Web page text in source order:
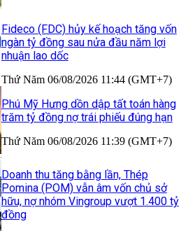
Fideco (FDC) hủy kế hoạch tăng vốn
ngàn tỷ đồng sau nửa đầu năm lợi
nhuận lao dốc
Thứ Năm 06/08/2026 11:44 (GMT+7)
Phú Mỹ Hưng dồn dập tất toán hàng
trăm tỷ đồng nợ trái phiếu đúng hạn
Thứ Năm 06/08/2026 11:39 (GMT+7)
Doanh thu tăng bằng lần, Thép
Pomina (POM) vẫn âm vốn chủ sở
hữu, nợ nhóm Vingroup vượt 1.400 tỷ
đồng